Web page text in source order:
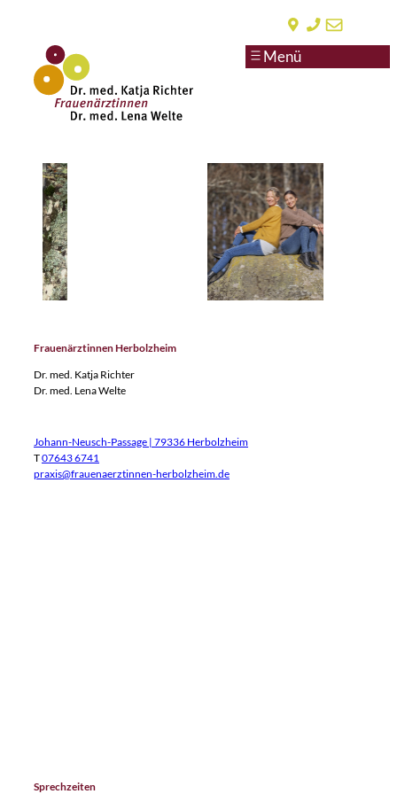
Frauenärztinnen Herbolzheim
Dr. med. Katja Richter
Dr. med. Lena Welte
Johann-Neusch-Passage | 79336 Herbolzheim
T07643 6741
praxis@frauenaerztinnen-herbolzheim.de
Sprechzeiten